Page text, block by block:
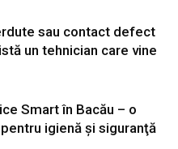
sau contact defect
un tehnician care vine
Smart în Bacău – o
igienă şi siguranţă